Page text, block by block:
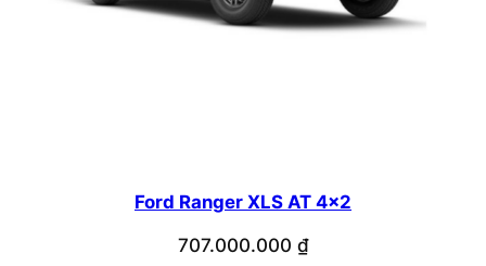
Ford Ranger XLS AT 4×2
707.000.000 ₫